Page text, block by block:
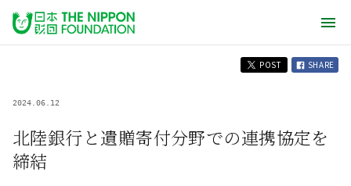
POST SHARE
2024.06.12
北陸銀行と遺贈寄付分野での連携協定を
締結